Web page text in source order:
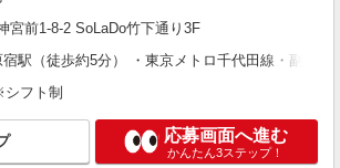
宮前1-8-2 SoLaDo竹下通り3F
宿駅（徒歩約5分） ・東京メトロ千代田線・副都
フト制
応募画面へ進む
かんたん3ステップ！